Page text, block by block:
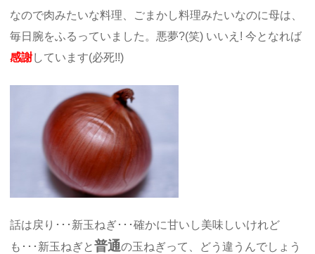
なので肉みたいな料理、ごまかし料理みたいなのに母は、
毎日腕をふるっていました。悪夢?(笑) いいえ! 今となれば
感謝しています(必死!!)
話は戻り･･･新玉ねぎ･･･確かに甘いし美味しいけれど
も･･･新玉ねぎと普通の玉ねぎって、どう違うんでしょう